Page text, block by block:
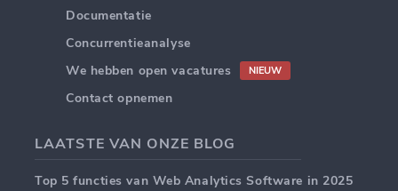
Documentatie
Concurrentieanalyse
We hebben open vacatures
NIEUW
Contact opnemen
LAATSTE VAN ONZE BLOG
Top 5 functies van Web Analytics Software in 2025